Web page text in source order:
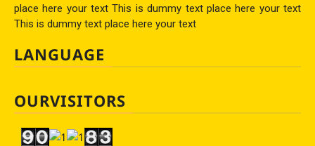
place here your text This is dummy text place here your text
This is dummy text place here your text
LANGUAGE
OURVISITORS